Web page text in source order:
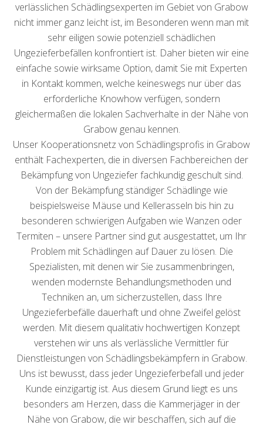
verlässlichen Schädlingsexperten im Gebiet von Grabow
nicht immer ganz leicht ist, im Besonderen wenn man mit
sehr eiligen sowie potenziell schädlichen
Ungezieferbefällen konfrontiert ist. Daher bieten wir eine
einfache sowie wirksame Option, damit Sie mit Experten
in Kontakt kommen, welche keineswegs nur über das
erforderliche Knowhow verfügen, sondern
gleichermaßen die lokalen Sachverhalte in der Nähe von
Grabow genau kennen.
Unser Kooperationsnetz von Schädlingsprofis in Grabow
enthält Fachexperten, die in diversen Fachbereichen der
Bekämpfung von Ungeziefer fachkundig geschult sind.
Von der Bekämpfung ständiger Schädlinge wie
beispielsweise Mäuse und Kellerasseln bis hin zu
besonderen schwierigen Aufgaben wie Wanzen oder
Termiten – unsere Partner sind gut ausgestattet, um Ihr
Problem mit Schädlingen auf Dauer zu lösen. Die
Spezialisten, mit denen wir Sie zusammenbringen,
wenden modernste Behandlungsmethoden und
Techniken an, um sicherzustellen, dass Ihre
Ungezieferbefälle dauerhaft und ohne Zweifel gelöst
werden. Mit diesem qualitativ hochwertigen Konzept
verstehen wir uns als verlässliche Vermittler für
Dienstleistungen von Schädlingsbekämpfern in Grabow.
Uns ist bewusst, dass jeder Ungezieferbefall und jeder
Kunde einzigartig ist. Aus diesem Grund liegt es uns
besonders am Herzen, dass die Kammerjäger in der
Nähe von Grabow, die wir beschaffen, sich auf die